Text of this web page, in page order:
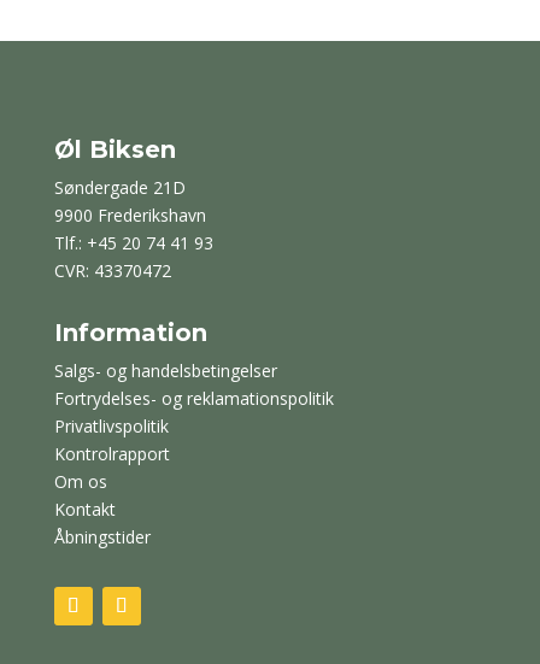
Øl Biksen
Søndergade 21D
9900 Frederikshavn
Tlf.: +45 20 74 41 93
CVR: 43370472
Information
Salgs- og handelsbetingelser
Fortrydelses- og reklamationspolitik
Privatlivspolitik
Kontrolrapport
Om os
Kontakt
Åbningstider